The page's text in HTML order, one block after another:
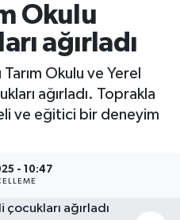
Okulu
ağırladı
Okulu ve Yerel
ağırladı. Toprakla
ve eğitici bir deneyim
- 10:47